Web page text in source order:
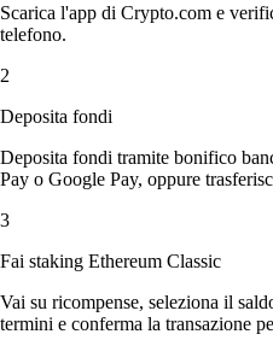
Scarica l'app di Crypto.com e
telefono.
2
Deposita fondi
Deposita fondi tramite bonifico
Pay o Google Pay, oppure
3
Fai staking Ethereum Classic
Vai su ricompense, seleziona il
termini e conferma la transazione